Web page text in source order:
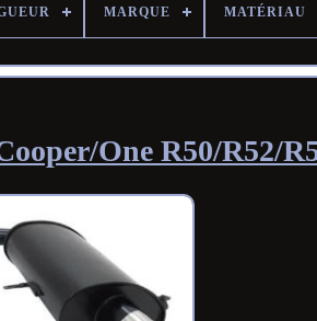
MARQUE MATÉRIAU
One R50/R52/